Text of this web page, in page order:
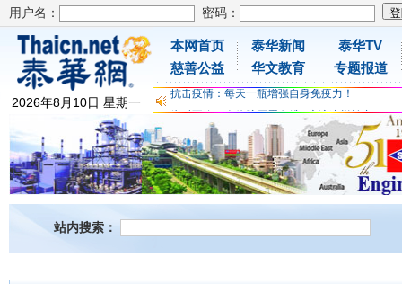
用户名： 密码：
2026年8月 10日 星期一
本网首页
慈善公益
泰华新闻
华文教育
泰华TV
专题报道
为时不晚，人体胶原蛋白维C应该这样补充
关爱儿童健康，免费领取日本原装尤妮佳超立体
抗击疫情：每天一瓶增强自身免疫力！
为时不晚，人体胶原蛋白维C应该这样补充
关爱儿童健康，免费领取日本原装尤妮佳超立体
抗击疫情：每天一瓶增强自身免疫力！
站内搜索：